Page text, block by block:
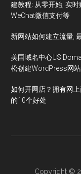
建教程: 从零开始, 实
WeChat微信支付等
新网站如何建立流量,
美国域名中心US
松创建WordPress网
如何开网店？拥有网
的10个好处
Copyright ©